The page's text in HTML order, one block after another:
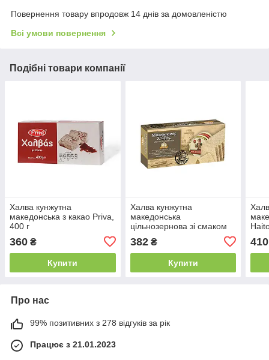
Повернення товару впродовж 14 днів за домовленістю
Всі умови повернення
Подібні товари компанії
Халва кунжутна
македонська з какао Priva,
400 г
360 ₴
Купити
Халва кунжутна
македонська
цільнозернова зі смаком
382₴
Купити
410
Про нас
99% позитивних з 278 відгуків за рік
Працює з 21.01.2023